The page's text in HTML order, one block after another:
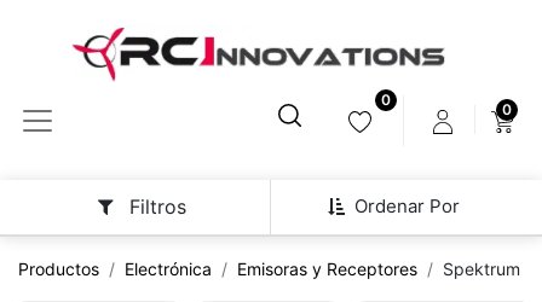
0
0
Ordenar Por
Filtros
Productos Electrónica Emisoras y Receptores Spektrum